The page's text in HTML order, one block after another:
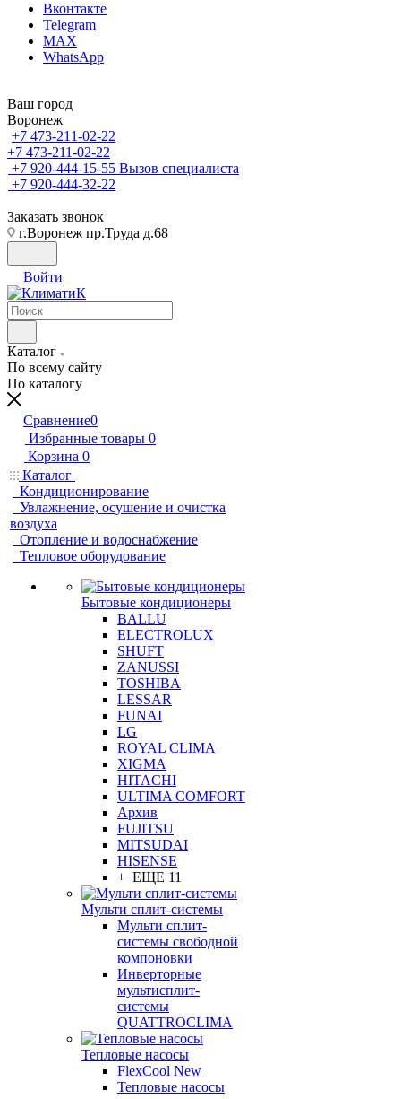
Вконтакте
Telegram
MAX
WhatsApp
Ваш город
Воронеж
+7 473-211-02-22
+7 473-211-02-22
+7 920-444-15-55 Вызов специалиста
+7 920-444-32-22
Заказать звонок
г.Воронеж пр.Труда д.68
Войти
Каталог
По всему сайту
По каталогу
Сравнение0
Избранные товары 0
Корзина 0
Каталог
Кондиционирование
Увлажнение, осушение и очистка
воздуха
Отопление и водоснабжение
Тепловое оборудование
Бытовые кондиционеры
BALLU
ELECTROLUX
SHUFT
ZANUSSI
TOSHIBA
LESSAR
FUNAI
LG
ROYAL CLIMA
XIGMA
HITACHI
ULTIMA COMFORT
Архив
FUJITSU
MITSUDAI
HISENSE
+ ЕЩЕ 11
Мульти сплит-системы
Мульти сплит-
системы свободной
компоновки
Инверторные
мультисплит-
системы
QUATTROCLIMA
Тепловые насосы
FlexCool New
Тепловые насосы